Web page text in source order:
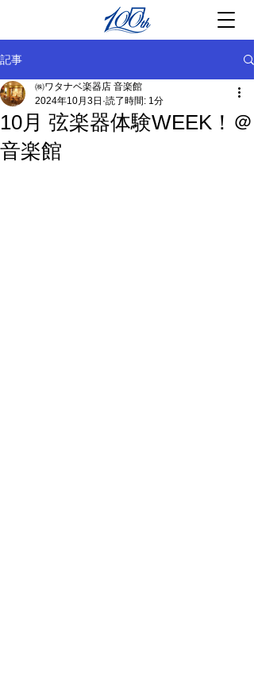
記事
10月 弦楽器体験WEEK！＠
音楽館
㈱ワタナベ楽器店 音楽館
2024年10月3日 読了時間: 1分